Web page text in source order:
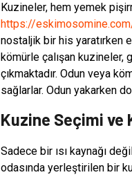
Kuzineler, hem yemek
https://
nostaljik bir his yaratırken
kömürle çalışan kuzineler,
çıkmaktadır. Odun veya
sağlarlar. Odun yakarken
Kuzine Seçimi ve
Sadece bir ısı kaynağı
odasında yerleştirilen bir